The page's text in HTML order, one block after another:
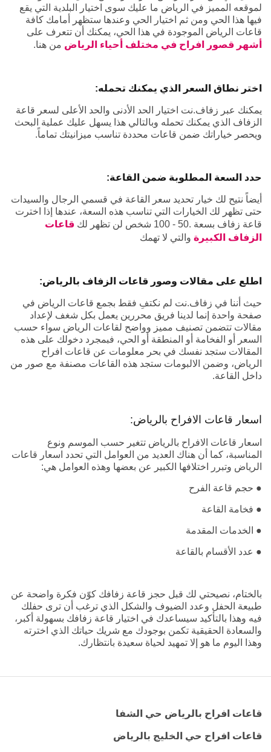
لموقعه المميز في الرياض ما عليك سوى اختيار البلدية التي يقع
فيها هذا الحي ومن ثم اختيار الحي وعندها ستظهر أمامك كافة
قاعات الرياض الموجودة في هذا الحي، يمكنك أن تتعرف على
أشهر قصور افراح في مختلف أحياء الرياض من هنا.
اختر نطاق السعر الذي يمكنك تحمله:
يمكنك عبر زفاف.نت اختيار الحد الأدنى والحد الأعلى لسعر قاعة
الزفاف الذي يمكنك تحمله وبالتالي هذا يسهل عليك عملية البحث
ويحصر خياراتك ضمن قاعات محددة تناسب ميزانيتك تماماً.
حدد السعة المطلوبة ضمن القاعة:
أيضاً نتيح لك خيار تحديد سعر القاعة في قسمي الرجال والسيدات
حتى تظهر لك الخيارات التي تناسب هذه السعة، عندها إذا اخترت
قاعة زفاف بسعة .50 - 100 شخص لن تظهر لك
قاعات
الزفاف الكبيرة والتي لا تهمك
اطلع على مقالات وصور قاعات الزفاف بالرياض:
حيث أننا في زفاف.نت لم نكتفِ فقط بجمع قاعات الرياض في
صفحة واحدة إنما لدينا فريق محررين يعمل بكل شغف لإعداد
مقالات تتضمن تصنيف مميز وواضح لقاعات الرياض سواء حسب
السعر أو الفخامة أو المنطقة أو الحي، فبمجرد دخولك على هذه
المقالات ستجد نفسك في بحر معلومات عن قاعات افراح
الرياض، وضمن الالبومات ستجد هذه القاعات مصنفة مع صور من
داخل القاعة.
اسعار قاعات الافراح بالرياض:
اسعار قاعات الافراح بالرياض تتغير حسب الموسم ونوع
المناسبة، كما أن هناك العديد من العوامل التي تحدد اسعار قاعات
الرياض وتبرر اختلافها الكبير عن بعضها وهذه العوامل هي:
● حجم قاعة الفرح
● فخامة القاعة
● الخدمات المقدمة
● عدد الأقسام بالقاعة
بالختام، نصيحتي لك قبل حجز قاعة زفافك كوّن فكرة واضحة عن
طبيعة الحفل وعدد الضيوف والشكل الذي ترغب أن ترى حفلك
فيه وهذا بالتأكيد سيساعدك في اختيار قاعة زفافك بسهولة أكبر،
والسعادة الحقيقية تكمن بوجودك مع شريك حياتك الذي اخترته
وهذا اليوم ما هو إلا تمهيد لحياة سعيدة بانتظارك.
قاعات افراح بالرياض حي الشفا
قاعات افراح حي الخليج بالرياض